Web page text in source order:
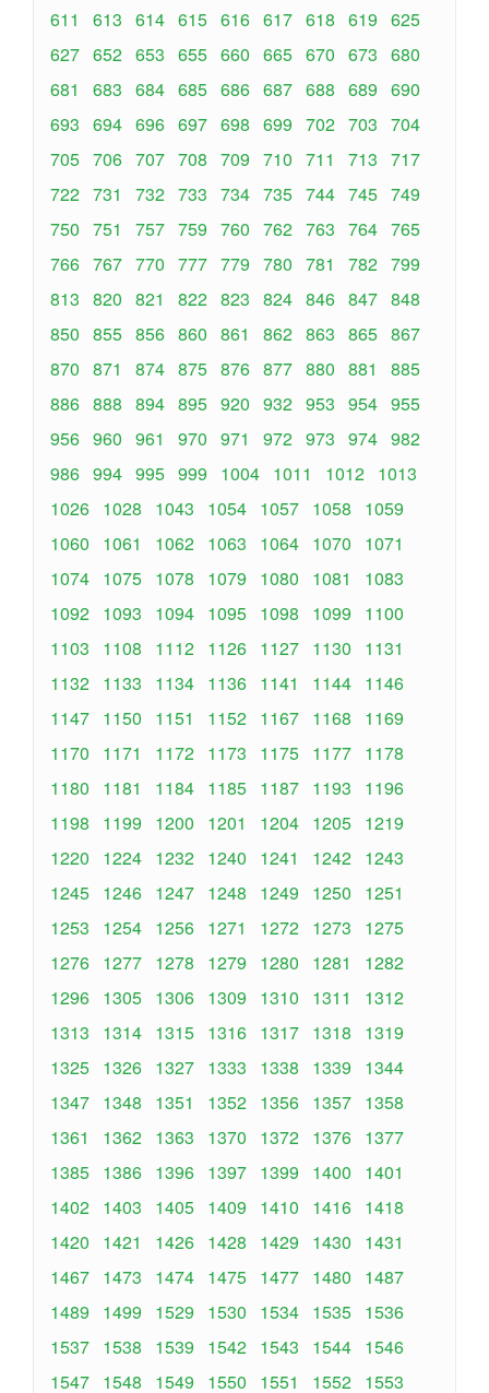
611
613 614 615 616 617 618 619 625
627 652 653 655 660 665 670 673 680
681
683 684 685 686 687 688 689 690
693 694 696 697 698 699 702 703 704
705 706 707 708 709 710 711 713 717
722 731 732 733 734 735 744 745 749
750 751 757 759 760 762 763 764 765
766 767 770 777 779 780 781 782 799
813 820 821 822 823 824 846 847 848
850 855 856 860 861 862 863 865 867
870 871 874 875 876 877 880 881
885
886 888 894 895 920 932 953 954 955
956 960 961 970 971 972 973 974 982
986 994 995 999 1004 1011 1012 1013
1026 1028 1043 1054 1057 1058
1059
1060
1061 1062 1063 1064 1070
1071
1074 1075 1078 1079 1080 1081
1083
1092 1093 1094 1095 1098 1099
1100
1103
1108 1112 1126 1127 1130
1131
1132 1133 1134 1136 1141 1144 1146
1147 1150 1151 1152 1167 1168
1169
1170
1171 1172 1173 1175 1177 1178
1180
1181 1184 1185 1187 1193
1196
1198
1199 1200 1201 1204 1205 1219
1220
1224 1232 1240 1241 1242 1243
1245 1246 1247 1248 1249 1250
1251
1253
1254 1256 1271 1272 1273
1275
1276 1277 1278 1279 1280 1281
1282
1296 1305 1306 1309 1310 1311
1312
1313
1314 1315 1316 1317 1318
1319
1325 1326 1327 1333 1338 1339
1344
1347 1348 1351 1352 1356 1357 1358
1361
1362 1363 1370 1372 1376 1377
1385 1386 1396 1397 1399 1400
1401
1402 1403 1405 1409 1410 1416 1418
1420
1421 1426 1428 1429 1430
1431
1467 1473 1474 1475 1477 1480
1487
1489
1499 1529 1530 1534 1535 1536
1537 1538 1539 1542 1543 1544 1546
1547 1548 1549 1550 1551 1552 1553